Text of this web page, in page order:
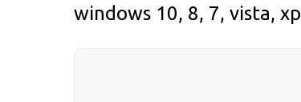
windows 10, 8, 7, vista, xp